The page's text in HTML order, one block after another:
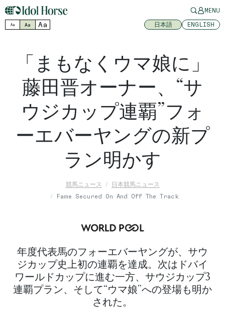
MENU
Aa Aa Aa 日本語 ENGLISH
「まもなくウマ娘に」
藤田晋オーナー、“サ
ウジカップ連覇”フォ
ーエバーヤングの新プ
ラン明かす
競馬ニュース
日本競馬ニュース
Fame Secured On And Off The Track
年度代表馬のフォーエバーヤングが、サウ
ジカップ史上初の連覇を達成。次はドバイ
ワールドカップに進む一方、サウジカップ3
連覇プラン、そして“ウマ娘”への登場も明か
された。